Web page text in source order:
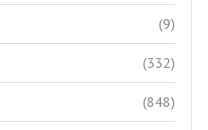
(9)
(332)
(848)